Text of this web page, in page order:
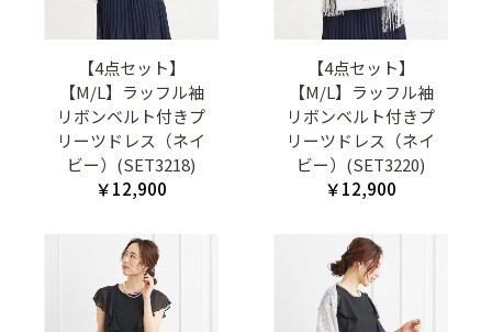
【4点セット】
【M/L】ラッフル袖
リボンベルト付きプ
リーツドレス（ネイ
ビー）(SET3218)
￥12,900
【4点セット】
【M/L】ラッフル袖
リボンベルト付きプ
リーツドレス（ネイ
ビー）(SET3220)
￥12,900